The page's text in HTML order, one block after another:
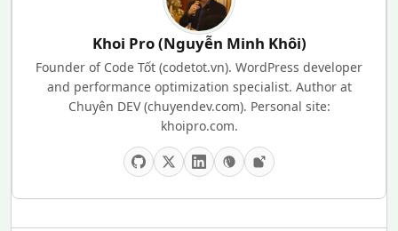
Khoi Pro (Nguyễn Minh Khôi)
Founder of Code Tốt (codetot.vn). WordPress developer
and performance optimization specialist. Author at
Chuyên DEV (chuyendev.com). Personal site:
khoipro.com.